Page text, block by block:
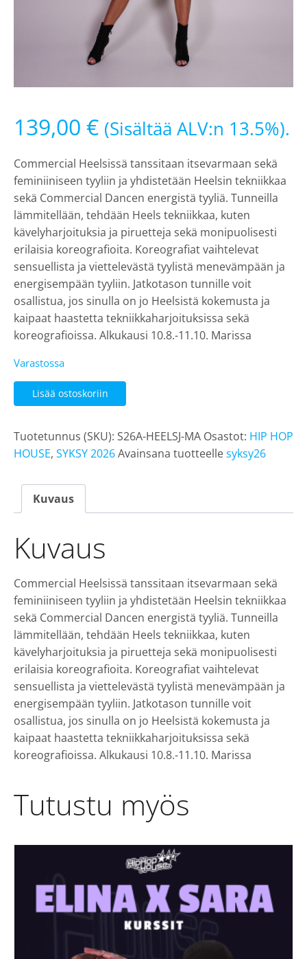
139,00 € (Sisältää ALV:n 13.5%).
Commercial Heelsissä tanssitaan itsevarmaan sekä
feminiiniseen tyyliin ja yhdistetään Heelsin tekniikkaa
sekä Commercial Dancen energistä tyyliä. Tunneilla
lämmitellään, tehdään Heels tekniikkaa, kuten
kävelyharjoituksia ja piruetteja sekä monipuolisesti
erilaisia koreografioita. Koreografiat vaihtelevat
sensuellista ja viettelevästä tyylistä menevämpään ja
energisempään tyyliin. Jatkotason tunnille voit
osallistua, jos sinulla on jo Heelsistä kokemusta ja
kaipaat haastetta tekniikkaharjoituksissa sekä
koreografioissa. Alkukausi 10.8.-11.10. Marissa
Varastossa
Commercial
Heels
alkukausi
ma
20.30,
Marissa
Lisää ostoskoriin
Tuotetunnus (SKU): S26A-HEELSJ-MA Osastot: HIP HOP
HOUSE, SYKSY 2026Avainsana tuotteellesyksy26
Kuvaus
Kuvaus
Commercial Heelsissä tanssitaan itsevarmaan sekä
feminiiniseen tyyliin ja yhdistetään Heelsin tekniikkaa
sekä Commercial Dancen energistä tyyliä. Tunneilla
lämmitellään, tehdään Heels tekniikkaa, kuten
kävelyharjoituksia ja piruetteja sekä monipuolisesti
erilaisia koreografioita. Koreografiat vaihtelevat
sensuellista ja viettelevästä tyylistä menevämpään ja
energisempään tyyliin. Jatkotason tunnille voit
osallistua, jos sinulla on jo Heelsistä kokemusta ja
kaipaat haastetta tekniikkaharjoituksissa sekä
koreografioissa. Alkukausi 10.8.-11.10. Marissa
Tutustu myös